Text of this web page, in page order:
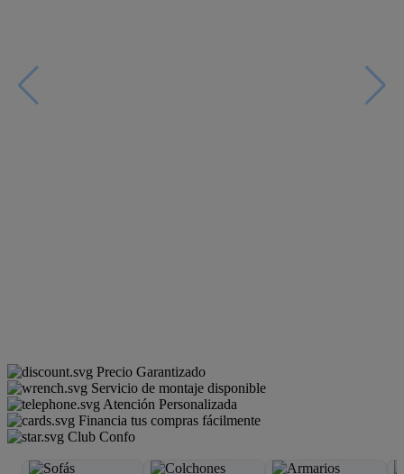
Precio Garantizado
Servicio de montaje disponible
Atención Personalizada
Financia tus compras fácilmente
Club Confo